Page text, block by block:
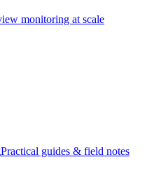
monitoring at scale
Practical guides & field notes